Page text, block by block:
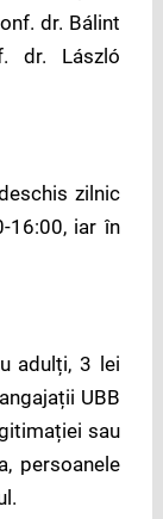
dr. Bálint
dr. László
zilnic
16:00, iar în
adulți, 3 lei
UBB
sau
persoanele